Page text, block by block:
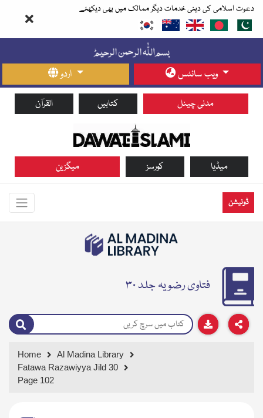
دعوت اسلامی کی دینی خدمات دیگر ممالک میں بھی دیکھئے
اردو ویب سائٹس
القرآن کتابیں مدنی چینل
میگزین کورسز میڈیا
ڈونیشن
فتاوی رضویہ جلد ۳۰
Home
Al Madina Library
Fatawa Razawiyya Jild 30
Page 102